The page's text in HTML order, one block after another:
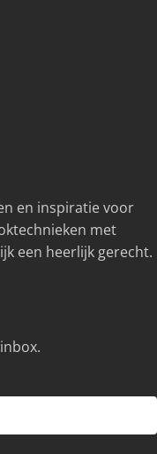
en inspiratie voor
met
een heerlijk gerecht.